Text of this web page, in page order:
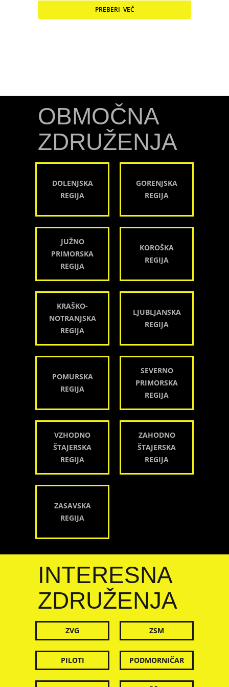
PREBERI VEČ
OBMOČNA
ZDRUŽENJA
DOLENJSKA
REGIJA
GORENJSKA
REGIJA
JUŽNO
PRIMORSKA
REGIJA
KOROŠKA
REGIJA
KRAŠKO-
NOTRANJSKA
REGIJA
LJUBLJANSKA
REGIJA
POMURSKA
REGIJA
SEVERNO
PRIMORSKA
REGIJA
VZHODNO
ŠTAJERSKA
REGIJA
ZAHODNO
ŠTAJERSKA
REGIJA
ZASAVSKA
REGIJA
INTERESNA
ZDRUŽENJA
ZVG ZSM
PILOTI PODMORNIČAR